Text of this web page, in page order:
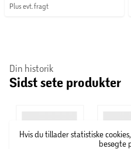
Plus evt. fragt
Din historik
Sidst sete produkter
Hvis du tillader statistiske
besøgte